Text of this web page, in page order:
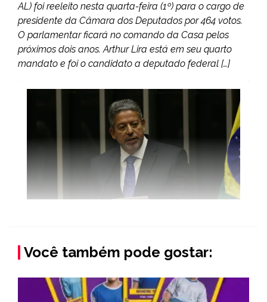
AL) foi reeleito nesta quarta-feira (1º) para o cargo de
presidente da Câmara dos Deputados por 464 votos.
O parlamentar ficará no comando da Casa pelos
próximos dois anos. Arthur Lira está em seu quarto
mandato e foi o candidato a deputado federal […]
Você também pode gostar: